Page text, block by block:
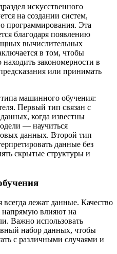
искусственного
на создании систем,
программирования. Эта
благодаря появлению
вычислительных
в том, чтобы
находить закономерности в
или принимать
машинного обучения:
Первый тип связан с
когда известны
— научиться
данных. Второй тип
данные без
скрытые структуры и
лежат данные. Качество
влияют на
Важно использовать
набор данных, чтобы
с различными случаями и